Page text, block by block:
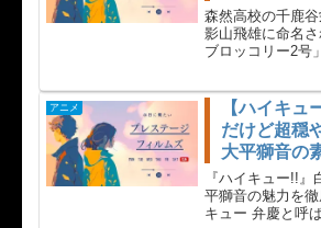
宿での活躍
来
森然高校の千鹿
影山飛雄に命名
ブロッコリー2号
し、ユース合宿
先輩「ブロッコ
深掘りします。
イキュー ブロッ
Vリーグで活躍！
とめてご紹介し
アニメ
【ハイキュ
だけど超穏
大平獅音の
幸せな姿
『ハイキュー!!
平獅音の魅力を
キュー 弁慶と呼